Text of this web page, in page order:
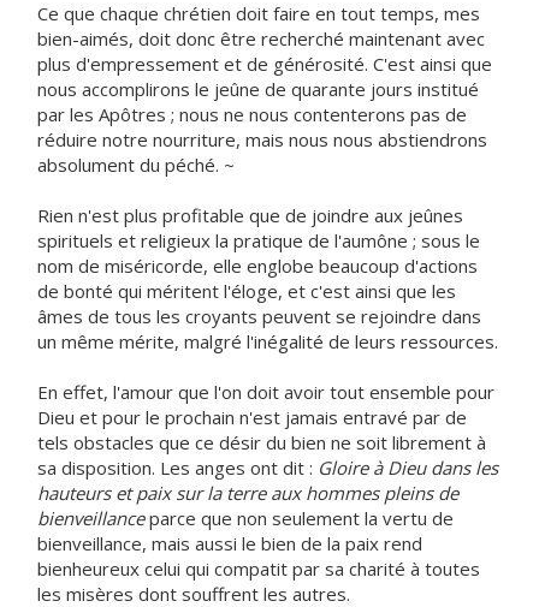
Ce que chaque chrétien doit faire en tout temps, mes
bien-aimés, doit donc être recherché maintenant avec
plus d'empressement et de générosité. C'est ainsi que
nous accomplirons le jeûne de quarante jours institué
par les Apôtres ; nous ne nous contenterons pas de
réduire notre nourriture, mais nous nous abstiendrons
absolument du péché. ~
Rien n'est plus profitable que de joindre aux jeûnes
spirituels et religieux la pratique de l'aumône ; sous le
nom de miséricorde, elle englobe beaucoup d'actions
de bonté qui méritent l'éloge, et c'est ainsi que les
âmes de tous les croyants peuvent se rejoindre dans
un même mérite, malgré l'inégalité de leurs ressources.
En effet, l'amour que l'on doit avoir tout ensemble pour
Dieu et pour le prochain n'est jamais entravé par de
tels obstacles que ce désir du bien ne soit librement à
sa disposition. Les anges ont dit : Gloire à Dieu dans les
hauteurs et paix sur la terre aux hommes pleins de
bienveillanceparce que non seulement la vertu de
bienveillance, mais aussi le bien de la paix rend
bienheureux celui qui compatit par sa charité à toutes
les misères dont souffrent les autres.